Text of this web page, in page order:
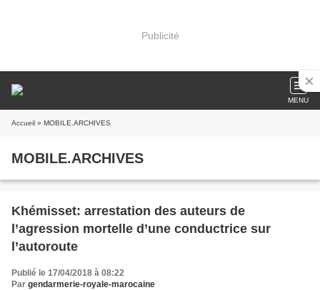
Publicité
MENU
Accueil » MOBILE.ARCHIVES
MOBILE.ARCHIVES
Khémisset: arrestation des auteurs de
l’agression mortelle d’une conductrice sur
l’autoroute
Publié le 17/04/2018 à 08:22
Par gendarmerie-royale-marocaine